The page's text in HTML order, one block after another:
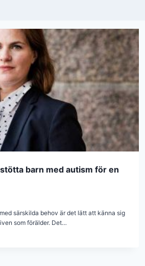
barn med autism för en
särskilda behov är det lätt att känna sig
som förälder. Det…